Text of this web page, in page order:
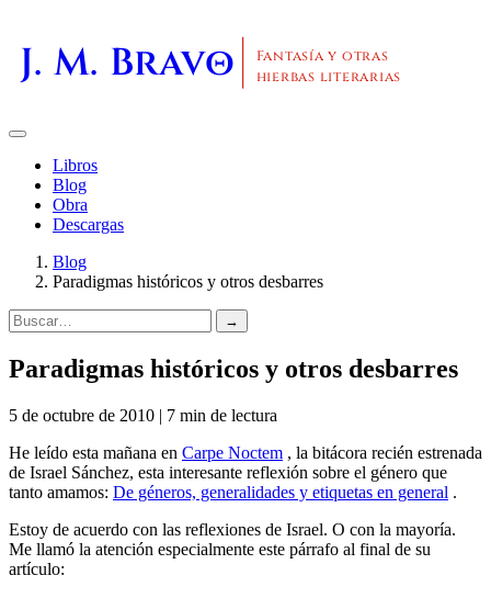
J. M. Bravo
Fantasía y otras
hierbas literarias
Libros
Blog
Obra
Descargas
Blog
Paradigmas históricos y otros desbarres
→
Paradigmas históricos y otros desbarres
5 de octubre de 2010 | 7 min de lectura
He leído esta mañana en Carpe Noctem , la bitácora recién estrenada
de Israel Sánchez, esta interesante reflexión sobre el género que
tanto amamos: De géneros, generalidades y etiquetas en general .
Estoy de acuerdo con las reflexiones de Israel. O con la mayoría.
Me llamó la atención especialmente este párrafo al final de su
artículo: